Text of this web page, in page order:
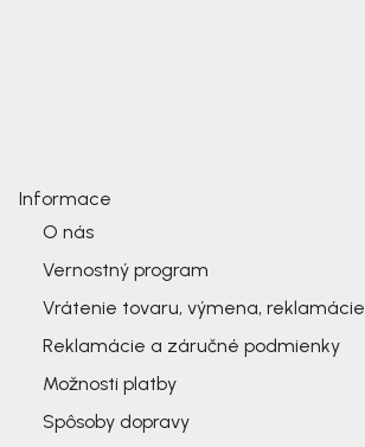
Informace
O nás
Vernostný program
Vrátenie tovaru, výmena, reklamácie
Reklamácie a záručné podmienky
Možnosti platby
Spôsoby dopravy